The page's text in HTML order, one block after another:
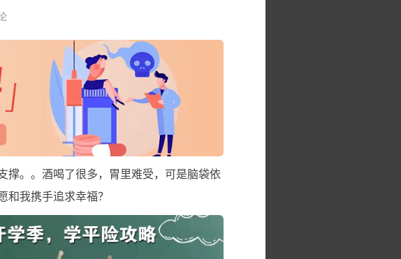
撑。。酒喝了很多，胃里难受，可是脑袋依
我携手追求幸福？